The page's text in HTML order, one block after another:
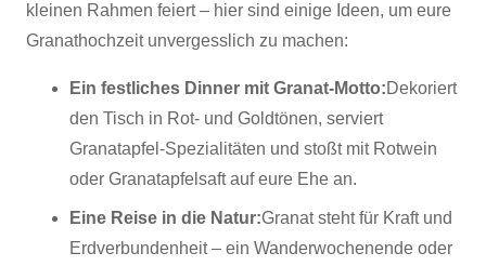
kleinen Rahmen feiert – hier sind einige Ideen, um eure
Granathochzeit unvergesslich zu machen:
Ein festliches Dinner mit Granat-Motto:Dekoriert
den Tisch in Rot- und Goldtönen, serviert
Granatapfel-Spezialitäten und stoßt mit Rotwein
oder Granatapfelsaft auf eure Ehe an.
Eine Reise in die Natur:Granat steht für Kraft und
Erdverbundenheit – ein Wanderwochenende oder